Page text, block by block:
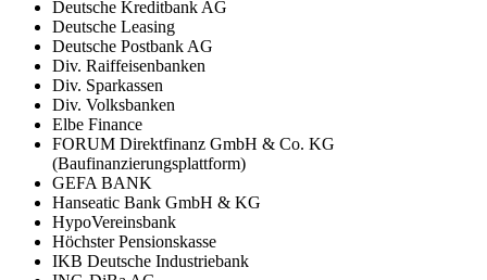
Deutsche Kreditbank AG
Deutsche Leasing
Deutsche Postbank AG
Div. Raiffeisenbanken
Div. Sparkassen
Div. Volksbanken
Elbe Finance
FORUM Direktfinanz GmbH & Co. KG
(Baufinanzierungsplattform)
GEFA BANK
Hanseatic Bank GmbH & KG
HypoVereinsbank
Höchster Pensionskasse
IKB Deutsche Industriebank